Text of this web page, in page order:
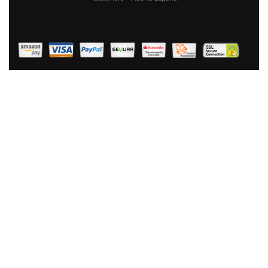
39,90 € 26,90 €
AÑADIR AL CARRITO